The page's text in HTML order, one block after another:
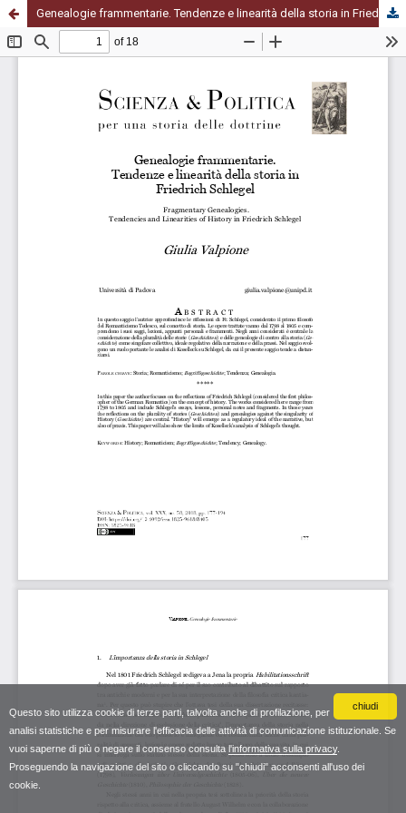
chiudi
Questo sito utilizza cookie di terze parti, talvolta anche di profilazione, per
analisi statistiche e per misurare l'efficacia delle attività di comunicazione istituzionale. Se
vuoi saperne di più o negare il consenso consulta l'informativa sulla privacy.
Proseguendo la navigazione del sito o cliccando su "chiudi" acconsenti all'uso dei
cookie.
Genealogie frammentarie. Tendenze e linearità della storia in Friedrich Schlegel